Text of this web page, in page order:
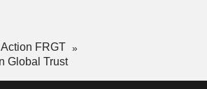
Action FRGT
Global Trust